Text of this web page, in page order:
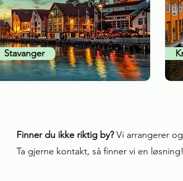
Stavanger
Finner du ikke riktig by?Vi arrangerer
Ta gjerne kontakt, så finner vi en løsning!